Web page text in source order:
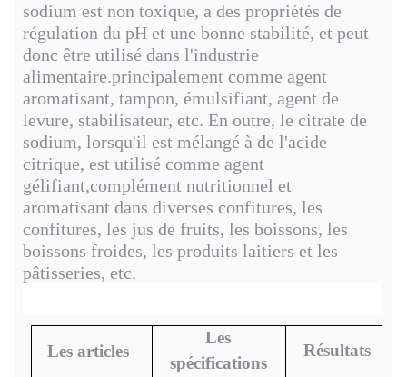
sodium est non toxique, a des propriétés de
régulation du pH et une bonne stabilité, et peut
donc être utilisé dans l'industrie
alimentaire.principalement comme agent
aromatisant, tampon, émulsifiant, agent de
levure, stabilisateur, etc. En outre, le citrate de
sodium, lorsqu'il est mélangé à de l'acide
citrique, est utilisé comme agent
gélifiant,complément nutritionnel et
aromatisant dans diverses confitures, les
confitures, les jus de fruits, les boissons, les
boissons froides, les produits laitiers et les
pâtisseries, etc.
Les articles
Les
spécifications
Résultats